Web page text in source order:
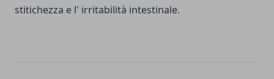
stitichezza e l' irritabilità intestinale.